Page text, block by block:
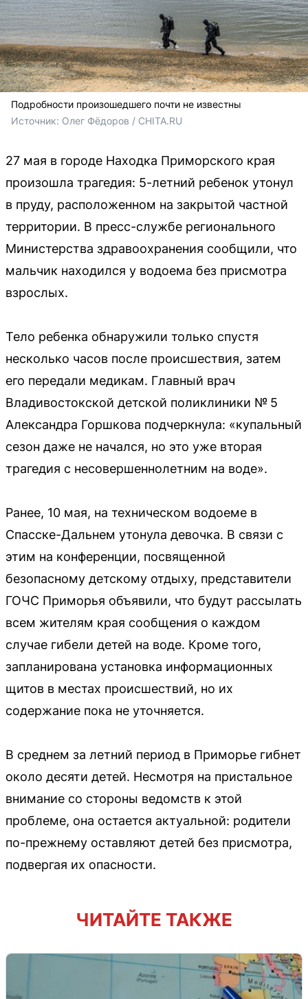
Подробности произошедшего почти не известны
Источник: Олег Фёдоров / CHITA.RU
27 мая в городе Находка Приморского края
произошла трагедия: 5-летний ребенок утонул
в пруду, расположенном на закрытой частной
территории. В пресс-службе регионального
Министерства здравоохранения сообщили, что
мальчик находился у водоема без присмотра
взрослых.
Тело ребенка обнаружили только спустя
несколько часов после происшествия, затем
его передали медикам. Главный врач
Владивостокской детской поликлиники № 5
Александра Горшкова подчеркнула: «купальный
сезон даже не начался, но это уже вторая
трагедия с несовершеннолетним на воде».
Ранее, 10 мая, на техническом водоеме в
Спасске-Дальнем утонула девочка. В связи с
этим на конференции, посвященной
безопасному детскому отдыху, представители
ГОЧС Приморья объявили, что будут рассылать
всем жителям края сообщения о каждом
случае гибели детей на воде. Кроме того,
запланирована установка информационных
щитов в местах происшествий, но их
содержание пока не уточняется.
В среднем за летний период в Приморье гибнет
около десяти детей. Несмотря на пристальное
внимание со стороны ведомств к этой
проблеме, она остается актуальной: родители
по-прежнему оставляют детей без присмотра,
подвергая их опасности.
ЧИТАЙТЕ ТАКЖЕ